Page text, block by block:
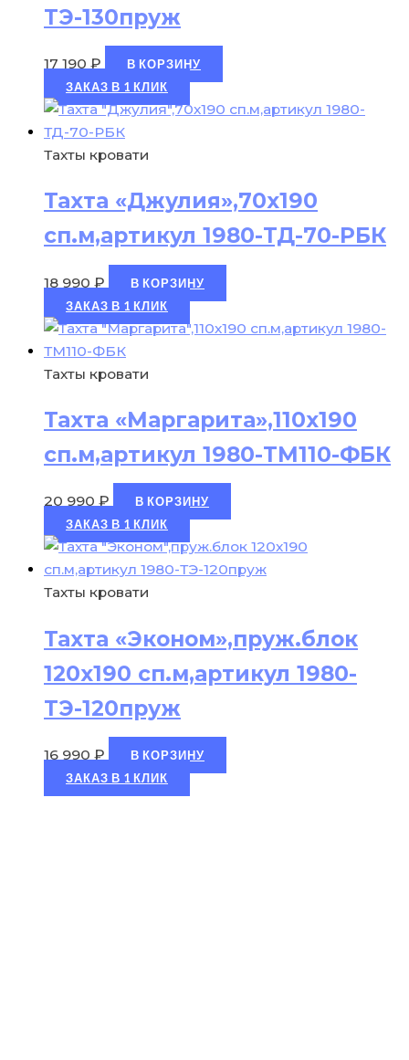
ТЭ-130пруж
17 190 ₽
В КОРЗИНУ
ЗАКАЗ В 1 КЛИК
Тахты кровати
Тахта «Джулия»,70х190
сп.м,артикул 1980-ТД-70-РБК
18 990 ₽
В КОРЗИНУ
ЗАКАЗ В 1 КЛИК
Тахты кровати
Тахта «Маргарита»,110х190
сп.м,артикул 1980-ТМ110-ФБК
20 990 ₽
В КОРЗИНУ
ЗАКАЗ В 1 КЛИК
Тахты кровати
Тахта «Эконом»,пруж.блок
120х190 сп.м,артикул 1980-
ТЭ-120пруж
16 990 ₽
В КОРЗИНУ
ЗАКАЗ В 1 КЛИК